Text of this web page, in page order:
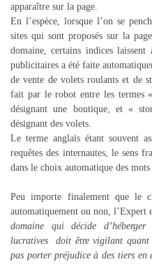
apparaître sur la page.
En l’espèce, lorsque l’on se
sites qui sont proposés sur la
domaine, certains indices
publicitaires a été faite
de vente de volets roulants et de
fait par le robot entre les termes
désignant une boutique, et «
désignant des volets.
Le terme anglais étant souvent
requêtes des internautes, le sens
dans le choix automatique des mots
Peu importe finalement que le
automatiquement ou non, l’Expert
domaine qui décide
lucratives doit être vigilant quant
pas porter préjudice à des tiers en